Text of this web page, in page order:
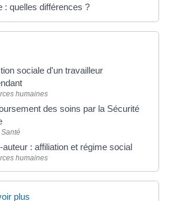
: quelles différences ?
sociale d'un travailleur
humaines
des soins par la Sécurité
auteur : affiliation et régime social
humaines
plus